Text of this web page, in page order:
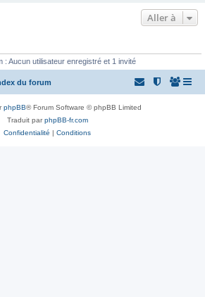
Aller à
: Aucun utilisateur enregistré et 1 invité
du forum
phpBB® Forum Software © phpBB Limited
Traduit parphpBB-fr.com
Confidentialité | Conditions